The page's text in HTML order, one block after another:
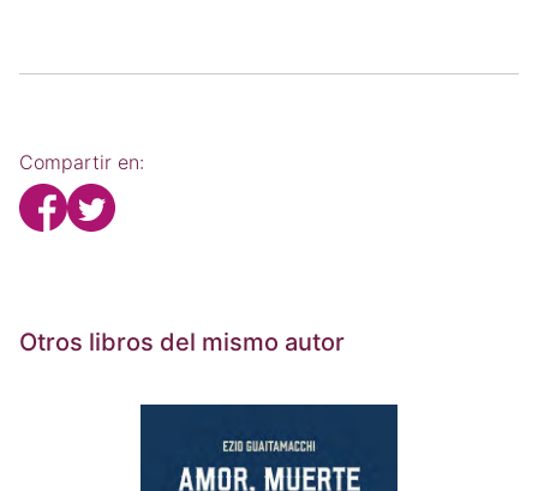
Compartir en:
Otros libros del mismo autor